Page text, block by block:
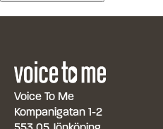
Voice To Me
Kompanigatan 1-2